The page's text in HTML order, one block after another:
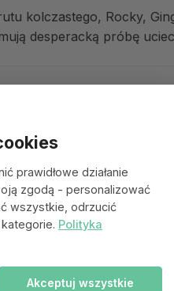
kolczastego, Rocky,
desperacką próbę
Muzyczny,
jest gadatliwym i
pogodzić się z
prawidłowe działanie
zgodą - personalizować
wszystkie, odrzucić
Polityka
Akceptuj wszystkie